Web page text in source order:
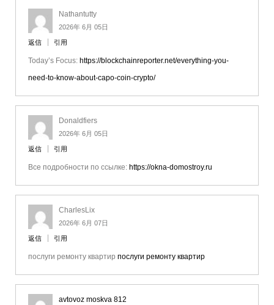
Nathantutty
2026年 6月 05日
返信 引用
Today’s Focus: https://blockchainreporter.net/everything-you-
need-to-know-about-capo-coin-crypto/
Donaldfiers
2026年 6月 05日
返信 引用
Все подробности по ссылке: https://okna-domostroy.ru
CharlesLix
2026年 6月 07日
返信 引用
послуги ремонту квартир послуги ремонту квартир
avtovoz moskva 812